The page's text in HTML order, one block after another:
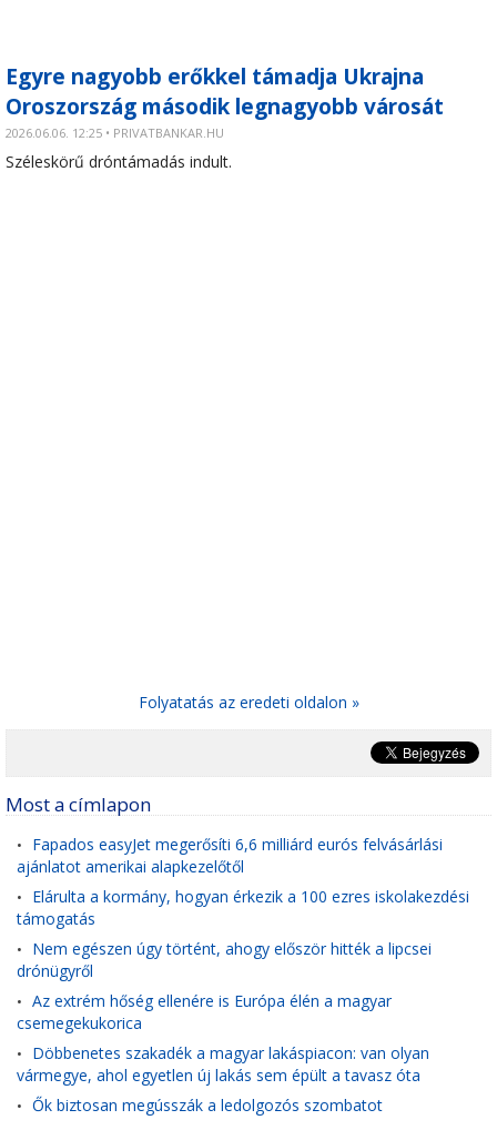
Egyre nagyobb erőkkel támadja Ukrajna
Oroszország második legnagyobb városát
2026.06.06. 12:25 • PRIVATBANKAR.HU
Széleskörű dróntámadás indult.
Folyatatás az eredeti oldalon »
Most a címlapon
• Fapados easyJet megerősíti 6,6 milliárd eurós felvásárlási
ajánlatot amerikai alapkezelőtől
• Elárulta a kormány, hogyan érkezik a 100 ezres iskolakezdési
támogatás
• Nem egészen úgy történt, ahogy először hitték a lipcsei
drónügyről
• Az extrém hőség ellenére is Európa élén a magyar
csemegekukorica
• Döbbenetes szakadék a magyar lakáspiacon: van olyan
vármegye, ahol egyetlen új lakás sem épült a tavasz óta
• Ők biztosan megússzák a ledolgozós szombatot